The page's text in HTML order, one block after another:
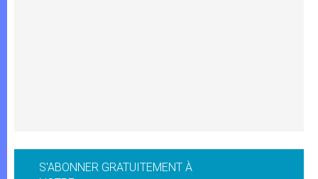
S'ABONNER GRATUITEMENT À